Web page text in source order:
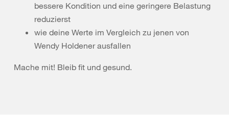
bessere Kondition und eine geringere Belastung
reduzierst
wie deine Werte im Vergleich zu jenen von
Wendy Holdener ausfallen
Mache mit! Bleib fit und gesund.